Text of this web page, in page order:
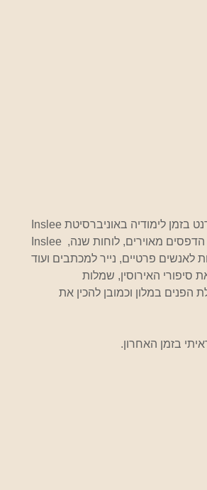
Inslee עובדת עם עט ודיו, מעורב עם צבעי מים וסומי דיו, על נייר. עבודתה נעה בין הדפסים מאוירים, לוחות שנה,
סיפורי האירוסין, שמלות
במלון וכמובן להכין את